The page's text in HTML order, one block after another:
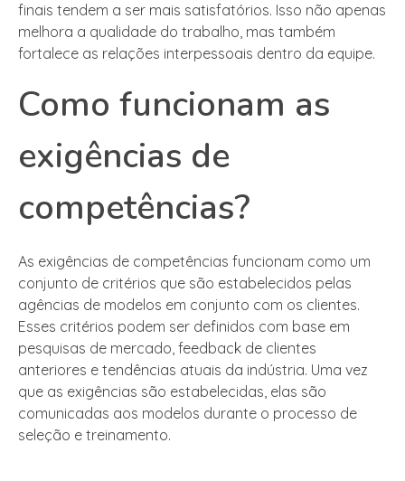
finais tendem a ser mais satisfatórios. Isso não apenas
melhora a qualidade do trabalho, mas também
fortalece as relações interpessoais dentro da equipe.
Como funcionam as
exigências de
competências?
As exigências de competências funcionam como um
conjunto de critérios que são estabelecidos pelas
agências de modelos em conjunto com os clientes.
Esses critérios podem ser definidos com base em
pesquisas de mercado, feedback de clientes
anteriores e tendências atuais da indústria. Uma vez
que as exigências são estabelecidas, elas são
comunicadas aos modelos durante o processo de
seleção e treinamento.